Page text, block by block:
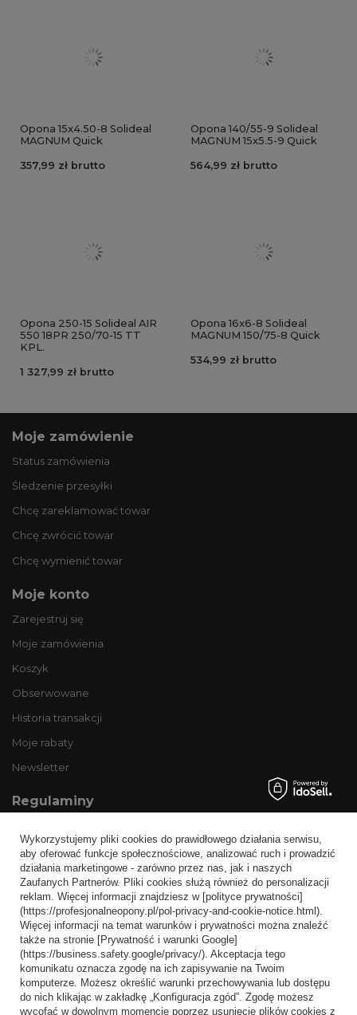
Opona 15x4.50-8 Solideal
MAGNUM Quick
357,99 zł brutto
Opona 140/55-9 Solideal
MAGNUM 15x5.5-9 Quick
564,99 zł brutto
Opona 250-15 Solideal AIR
550 18PR 250/70-15 TT
KPL.
1 327,99 zł brutto
Opona 16x6-8 Solideal
MAGNUM 150/75-8 Quick
534,99 zł brutto
Moje zamówienie
Status zamówienia
Śledzenie przesyłki
Chcę zareklamować towar
Chcę zwrócić towar
Chcę wymienić towar
Moje konto
Zarejestruj się
Moje zamówienia
Koszyk
Obserwowane
Historia transakcji
Moje rabaty
Newsletter
Regulaminy
Wysyłka
Sposoby płatności i prowizje
Regulamin
Polityka prywatności
Odstąpienie od umowy
Popularne kategorie
Opony bezdętkowe
Wykorzystujemy pliki cookies do prawidłowego działania serwisu,
aby oferować funkcje społecznościowe, analizować ruch i prowadzić
działania marketingowe - zarówno przez nas, jak i naszych
Zaufanych Partnerów. Pliki cookies służą również do personalizacji
reklam. Więcej informacji znajdziesz w [polityce prywatności]
(https://profesjonalneopony.pl/pol-privacy-and-cookie-notice.html).
Więcej informacji na temat warunków i prywatności można znaleźć
także na stronie [Prywatność i warunki Google]
(https://business.safety.google/privacy/). Akceptacja tego
komunikatu oznacza zgodę na ich zapisywanie na Twoim
komputerze. Możesz określić warunki przechowywania lub dostępu
do nich klikając w zakładkę „Konfiguracja zgód”. Zgodę możesz
wycofać w dowolnym momencie poprzez usunięcie plików cookies z